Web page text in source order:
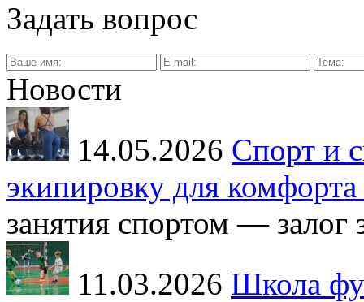
Задать вопрос
Новости
14.05.2026 Спорт и
экипировку для комфорта
занятия спортом — залог
11.03.2026 Школа